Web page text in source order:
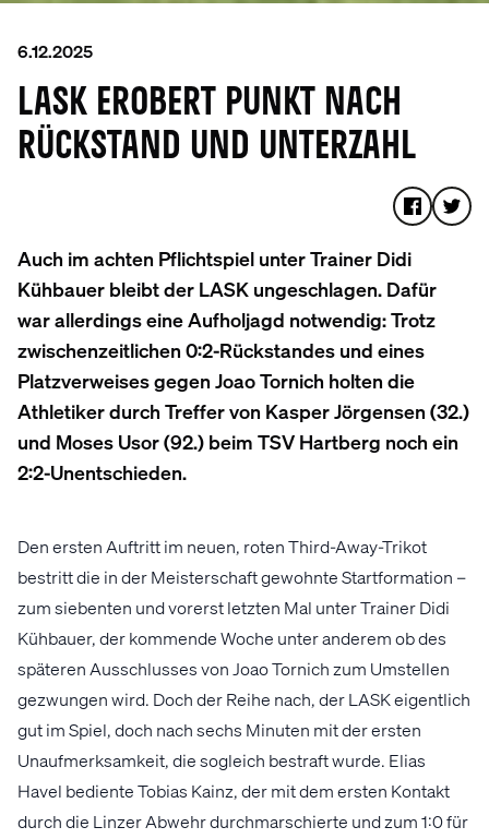
6.12.2025
LASK EROBERT PUNKT NACH
RÜCKSTAND UND UNTERZAHL
Auch im achten Pflichtspiel unter Trainer Didi
Kühbauer bleibt der LASK ungeschlagen. Dafür
war allerdings eine Aufholjagd notwendig: Trotz
zwischenzeitlichen 0:2-Rückstandes und eines
Platzverweises gegen Joao Tornich holten die
Athletiker durch Treffer von Kasper Jörgensen (32.)
und Moses Usor (92.) beim TSV Hartberg noch ein
2:2-Unentschieden.
Den ersten Auftritt im neuen, roten Third-Away-Trikot
bestritt die in der Meisterschaft gewohnte Startformation –
zum siebenten und vorerst letzten Mal unter Trainer Didi
Kühbauer, der kommende Woche unter anderem ob des
späteren Ausschlusses von Joao Tornich zum Umstellen
gezwungen wird. Doch der Reihe nach, der LASK eigentlich
gut im Spiel, doch nach sechs Minuten mit der ersten
Unaufmerksamkeit, die sogleich bestraft wurde. Elias
Havel bediente Tobias Kainz, der mit dem ersten Kontakt
durch die Linzer Abwehr durchmarschierte und zum 1:0 für